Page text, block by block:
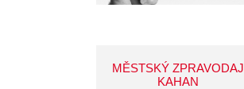
MĚSTSKÝ ZPRAVODAJ
KAHAN